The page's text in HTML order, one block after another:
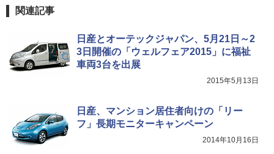
関連記事
日産とオーテックジャパン、5月21日～2
3日開催の「ウェルフェア2015」に福祉
車両3台を出展
2015年5月13日
日産、マンション居住者向けの「リー
フ」長期モニターキャンペーン
2014年10月16日